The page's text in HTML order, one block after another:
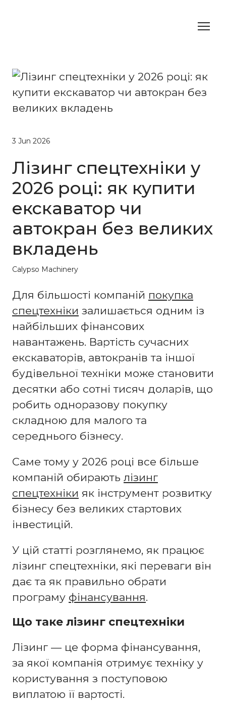
3 Jun 2026
Лізинг спецтехніки у
2026 році: як купити
екскаватор чи
автокран без великих
вкладень
Calypso Machinery
Для більшості компаній покупка
спецтехніки залишається одним із
найбільших фінансових
навантажень. Вартість сучасних
екскаваторів, автокранів та іншої
будівельної техніки може становити
десятки або сотні тисяч доларів, що
робить одноразову покупку
складною для малого та
середнього бізнесу.
Саме тому у 2026 році все більше
компаній обирають лізинг
спецтехніки як інструмент розвитку
бізнесу без великих стартових
інвестицій.
У цій статті розглянемо, як працює
лізинг спецтехніки, які переваги він
дає та як правильно обрати
програму фінансування.
Що таке лізинг спецтехніки
Лізинг — це форма фінансування,
за якої компанія отримує техніку у
користування з поступовою
виплатою її вартості.